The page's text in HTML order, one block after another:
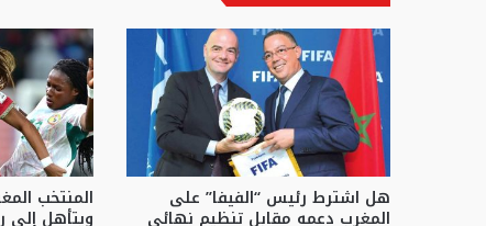
هل اشترط رئيس “الفيفا” على
المغرب دعمه مقابل تنظيم نهائي
المنتخب
ويتأهل إلى